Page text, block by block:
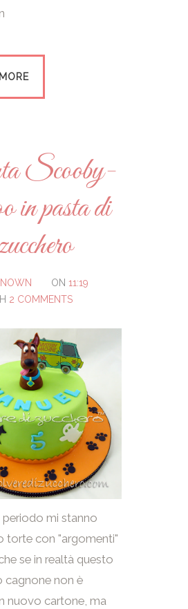
Scooby-
pasta di
ON 11:19
2 COMMENTS
periodo mi stanno
torte con "argomenti"
se in realtà questo
cagnone non è
nuovo cartone, ma